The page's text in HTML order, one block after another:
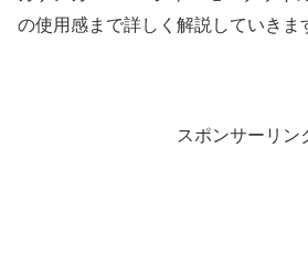
の使用感まで詳しく解説していきま
スポンサーリン